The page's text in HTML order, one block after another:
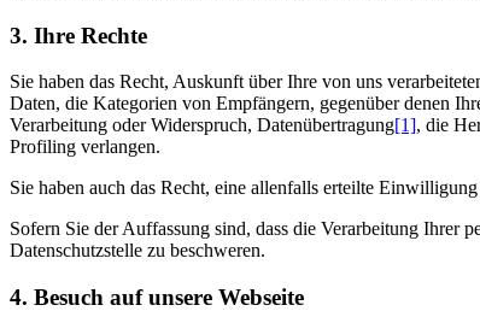
3. Ihre Rechte
Sie haben das Recht, Auskunft über Ihre von uns
Daten, die Kategorien von Empfängern, gegenüber denen
Verarbeitung oder Widerspruch, Datenübertragung[1], die
Profiling verlangen.
Sie haben auch das Recht, eine allenfalls erteilte
Sofern Sie der Auffassung sind, dass die Verarbeitung Ihrer
Datenschutzstelle zu beschweren.
4. Besuch auf unsere Webseite